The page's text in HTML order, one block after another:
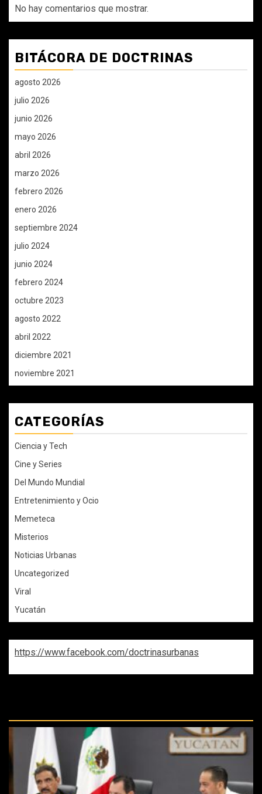
No hay comentarios que mostrar.
BITÁCORA DE DOCTRINAS
agosto 2026
julio 2026
junio 2026
mayo 2026
abril 2026
marzo 2026
febrero 2026
enero 2026
septiembre 2024
julio 2024
junio 2024
febrero 2024
octubre 2023
agosto 2022
abril 2022
diciembre 2021
noviembre 2021
CATEGORÍAS
Ciencia y Tech
Cine y Series
Del Mundo Mundial
Entretenimiento y Ocio
Memeteca
Misterios
Noticias Urbanas
Uncategorized
Viral
Yucatán
https://www.facebook.com/doctrinasurbanas